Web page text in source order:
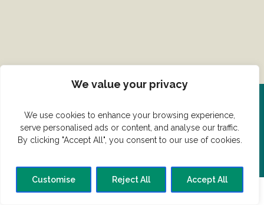
We value your privacy
We use cookies to enhance your browsing experience,
serve personalised ads or content, and analyse our traffic.
By clicking "Accept All", you consent to our use of cookies.
Customise Reject All Accept All
Del din ret her!
Har du en konge ret du vil dele?